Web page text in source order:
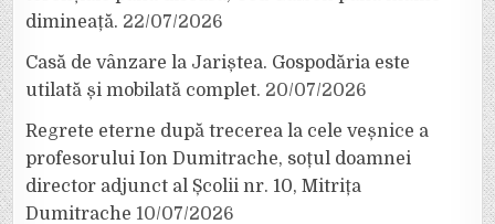
dimineață. 22/07/2026
Casă de vânzare la Jariștea. Gospodăria este
utilată și mobilată complet. 20/07/2026
Regrete eterne după trecerea la cele veșnice a
profesorului Ion Dumitrache, soțul doamnei
director adjunct al Școlii nr. 10, Mitrița
Dumitrache 10/07/2026